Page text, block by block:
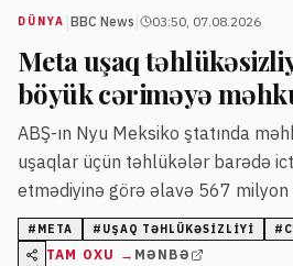
DÜNYA BBC News 03:50, 07.08.2026
Meta uşaq
böyük cəriməyə
ABŞ-ın Nyu Meksiko ştatında
uşaqlar üçün təhlükələr barədə
etmədiyinə görə əlavə 567 milyon
qərar sosial media nəhənginə
bağlı verilən ən böyük məhkəmə
# META # UŞAQ TƏHLÜKƏSIZLIYI #
TAM OXU → MƏNBƏ